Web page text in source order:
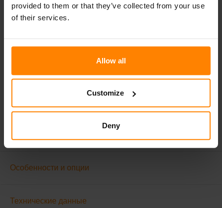
provided to them or that they’ve collected from your use
of their services.
Allow all
Customize
Deny
креплением сзади. Эта фара объединяет галогенный
головной фонарь и стояночный огонь со светодиодным
Загрузить описание продукта
совершенствования продукта технические характеристики и
дизайн могут меняться. \nВсе значения являются номинальными.
На иллюстрациях не всегда изображен дизайн каждой версии, а
варьируется в зависимости от цвета рассеивателя.
Особенности и опции
Технические данные